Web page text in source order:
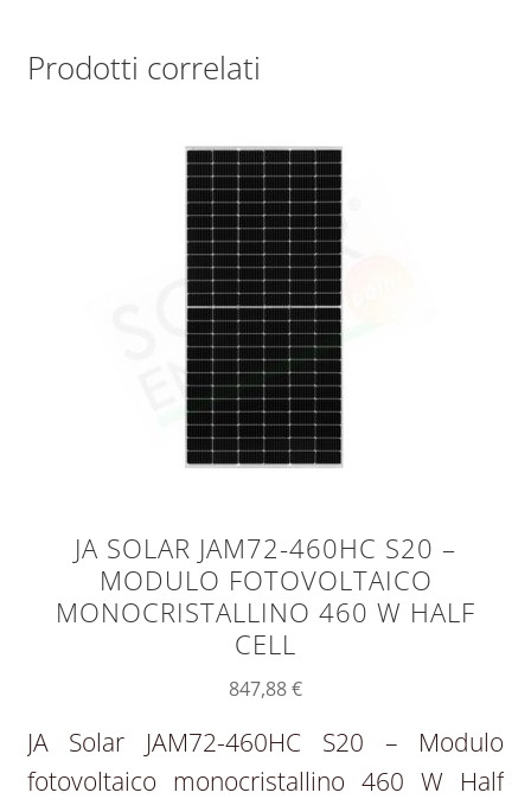
Prodotti correlati
JA SOLAR JAM72-460HC S20 –
MODULO FOTOVOLTAICO
MONOCRISTALLINO 460 W HALF
CELL
847,88€
JA Solar JAM72-460HC S20 – Modulo
fotovoltaico monocristallino 460 W Half